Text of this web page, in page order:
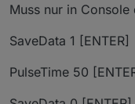
Muss nur in Console
SaveData 1 [ENTER]
PulseTime 50